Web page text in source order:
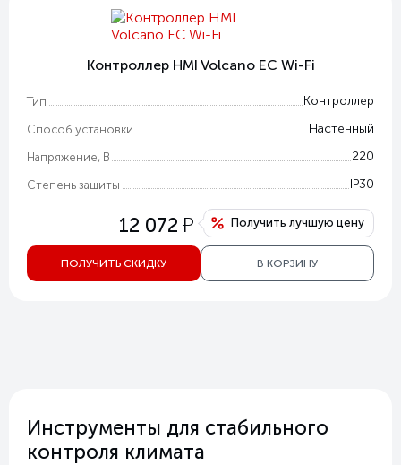
Контроллер HMI Volcano EC Wi-Fi
Тип Контроллер
Способ установки Настенный
Напряжение, В 220
Степень защиты IP30
12 072 у Получить лучшую цену
ПОЛУЧИТЬ СКИДКУ В КОРЗИНУ
Инструменты для стабильного
контроля климата